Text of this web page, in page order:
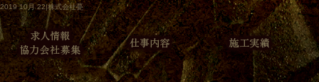
2019 10月 22|株式会社甍